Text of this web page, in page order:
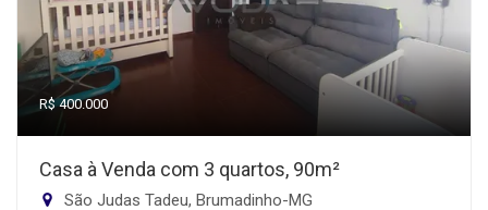
R$ 400.000
Casa à Venda com 3 quartos, 90m²
São Judas Tadeu, Brumadinho-MG